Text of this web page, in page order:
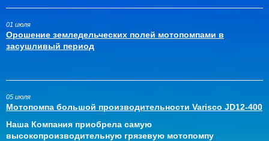
01 июля
Орошение земледельческих полей мотопомпами в
засушливый период
05 июля
Мотопомпа большой производительности Varisco JD12-400
Наша Компания приобрела самую
высокопроизводительную грязевую мотопомпу